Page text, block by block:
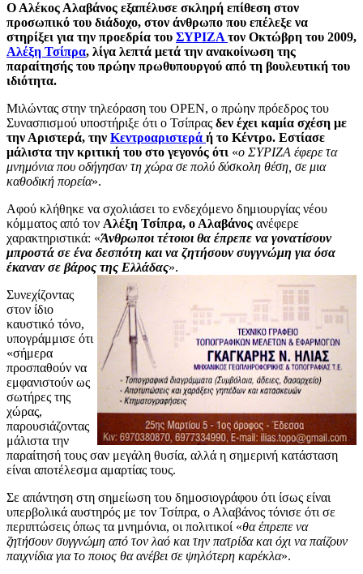
Ο Αλέκος Αλαβάνος εξαπέλυσε σκληρή επίθεση στον
προσωπικό του διάδοχο, στον άνθρωπο που επέλεξε να
στηρίξει για την προεδρία του ΣΥΡΙΖΑ τον Οκτώβρη του 2009,
Αλέξη Τσίπρα, λίγα λεπτά μετά την ανακοίνωση της
παραίτησής του πρώην πρωθυπουργού από τη βουλευτική του
ιδιότητα.
Μιλώντας στην τηλεόραση του OPEN, ο πρώην πρόεδρος του
Συνασπισμού υποστήριξε ότι ο Τσίπρας δεν έχει καμία σχέση με
την Αριστερά, την Κεντροαριστερά ή το Κέντρο. Εστίασε
μάλιστα την κριτική του στο γεγονός ότι «ο ΣΥΡΙΖΑ έφερε τα
μνημόνια που οδήγησαν τη χώρα σε πολύ δύσκολη θέση, σε μια
καθοδική πορεία».
Αφού κλήθηκε να σχολιάσει το ενδεχόμενο δημιουργίας νέου
κόμματος από τον Αλέξη Τσίπρα, ο Αλαβάνος ανέφερε
χαρακτηριστικά: «Άνθρωποι τέτοιοι θα έπρεπε να γονατίσουν
μπροστά σε ένα δεσπότη και να ζητήσουν συγγνώμη για όσα
έκαναν σε βάρος της Ελλάδας».
Συνεχίζοντας
στον ίδιο
καυστικό τόνο,
υπογράμμισε ότι
«σήμερα
προσπαθούν να
εμφανιστούν ως
σωτήρες της
χώρας,
παρουσιάζοντας
μάλιστα την
παραίτησή τους σαν μεγάλη θυσία, αλλά η σημερινή κατάσταση
είναι αποτέλεσμα αμαρτίας τους.
Σε απάντηση στη σημείωση του δημοσιογράφου ότι ίσως είναι
υπερβολικά αυστηρός με τον Τσίπρα, ο Αλαβάνος τόνισε ότι σε
περιπτώσεις όπως τα μνημόνια, οι πολιτικοί «θα έπρεπε να
ζητήσουν συγγνώμη από τον λαό και την πατρίδα και όχι να παίζουν
παιχνίδια για το ποιος θα ανέβει σε ψηλότερη καρέκλα».